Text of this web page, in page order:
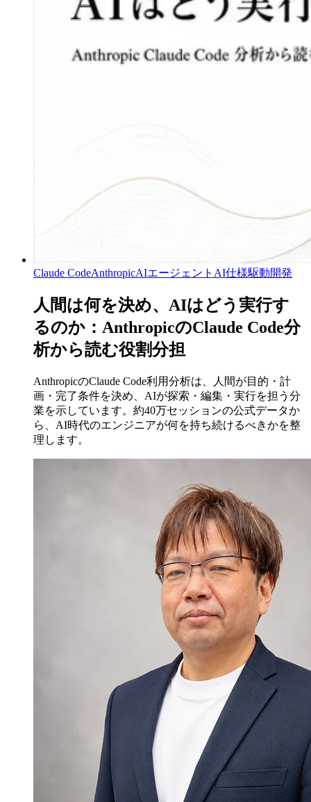
Claude CodeAnthropicAIエージェント AI仕様駆動開発
人間は何を決め、AIはどう実行す
るのか：AnthropicのClaude Code分
析から読む役割分担
AnthropicのClaude Code利用分析は、人間が目的・計
画・完了条件を決め、AIが探索・編集・実行を担う分
業を示しています。約40万セッションの公式データか
ら、AI時代のエンジニアが何を持ち続けるべきかを整
理します。